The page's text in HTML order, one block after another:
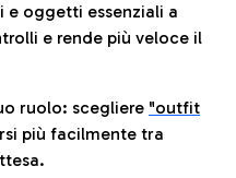
e oggetti essenziali a
e rende più veloce il
ruolo: scegliere "outfit
più facilmente tra